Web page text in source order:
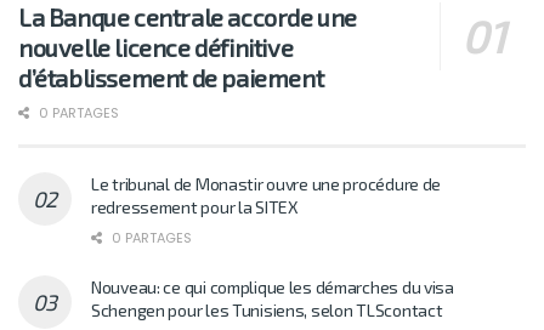
La Banque centrale accorde une
nouvelle licence définitive
d’établissement de paiement
0 PARTAGES
Le tribunal de Monastir ouvre une procédure de
redressement pour la SITEX
0 PARTAGES
Nouveau: ce qui complique les démarches du visa
Schengen pour les Tunisiens, selon TLScontact